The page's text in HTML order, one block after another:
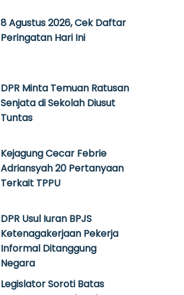
8 Agustus 2026, Cek Daftar
Peringatan Hari Ini
DPR Minta Temuan Ratusan
Senjata di Sekolah Diusut
Tuntas
Kejagung Cecar Febrie
Adriansyah 20 Pertanyaan
Terkait TPPU
DPR Usul Iuran BPJS
Ketenagakerjaan Pekerja
Informal Ditanggung
Negara
Legislator Soroti Batas